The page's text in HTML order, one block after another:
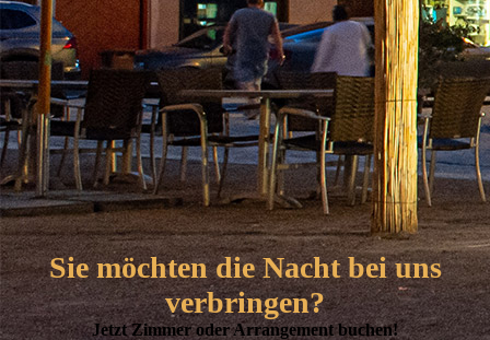
Sie möchten die Nacht bei uns
verbringen?
Jetzt Zimmer oder Arrangement buchen!